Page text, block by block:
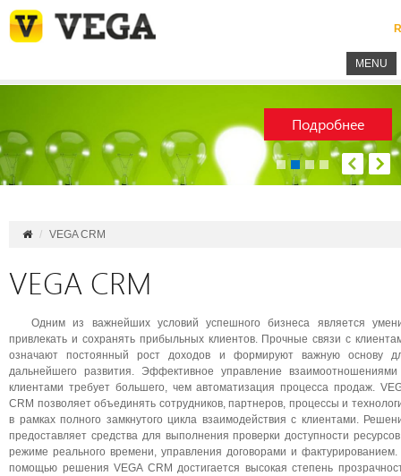
MENU
Подробнее
VEGA CRM
VEGA CRM
Одним из важнейших условий успешного бизнеса является
привлекать и сохранять прибыльных клиентов. Прочные связи с
означают постоянный рост доходов и формируют важную основу
дальнейшего развития. Эффективное управление
клиентами требует большего, чем автоматизация процесса продаж.
CRM позволяет объединять сотрудников, партнеров, процессы и
в рамках полного замкнутого цикла взаимодействия с клиентами.
предоставляет средства для выполнения проверки доступности
режиме реального времени, управления договорами и
помощью решения VEGA CRM достигается высокая степень